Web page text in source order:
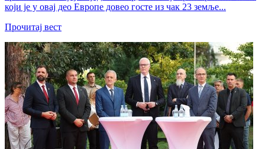
који је у овај део Европе довео госте из чак 23 земље...
Прочитај вест